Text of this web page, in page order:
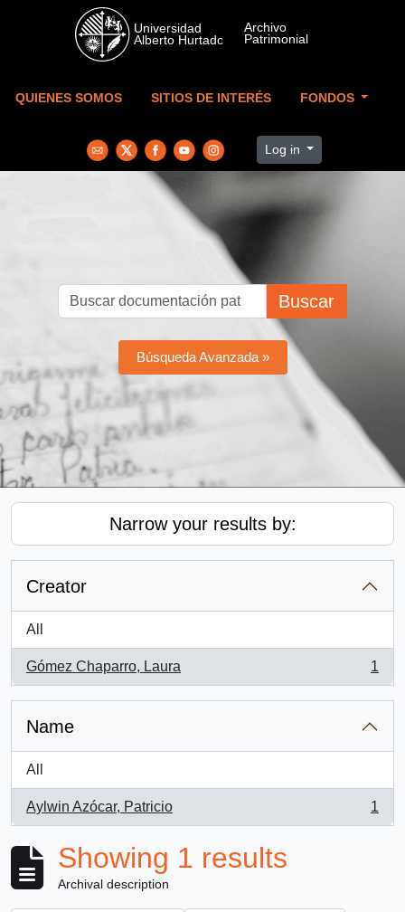
Skip to main content
QUIENES SOMOS SITIOS DE INTERÉS FONDOS
Log in
Buscar
Búsqueda Avanzada »
Narrow your results by:
Creator
All
Gómez Chaparro, Laura
, 1 results
1
Name
All
Aylwin Azócar, Patricio
, 1 results
1
Showing 1 results
Archival description